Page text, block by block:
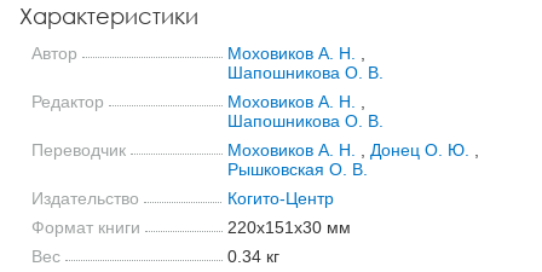
Характеристики
Автор Моховиков А. Н.
Шапошникова О. В.
Редактор
Моховиков А. Н.
Шапошникова О. В.
Переводчик
Моховиков А. Н. Донец О. Ю.
Рышковская О. В.
Издательство
Когито-Центр
Формат книги
220x151x30 мм
Вес
0.34 кг